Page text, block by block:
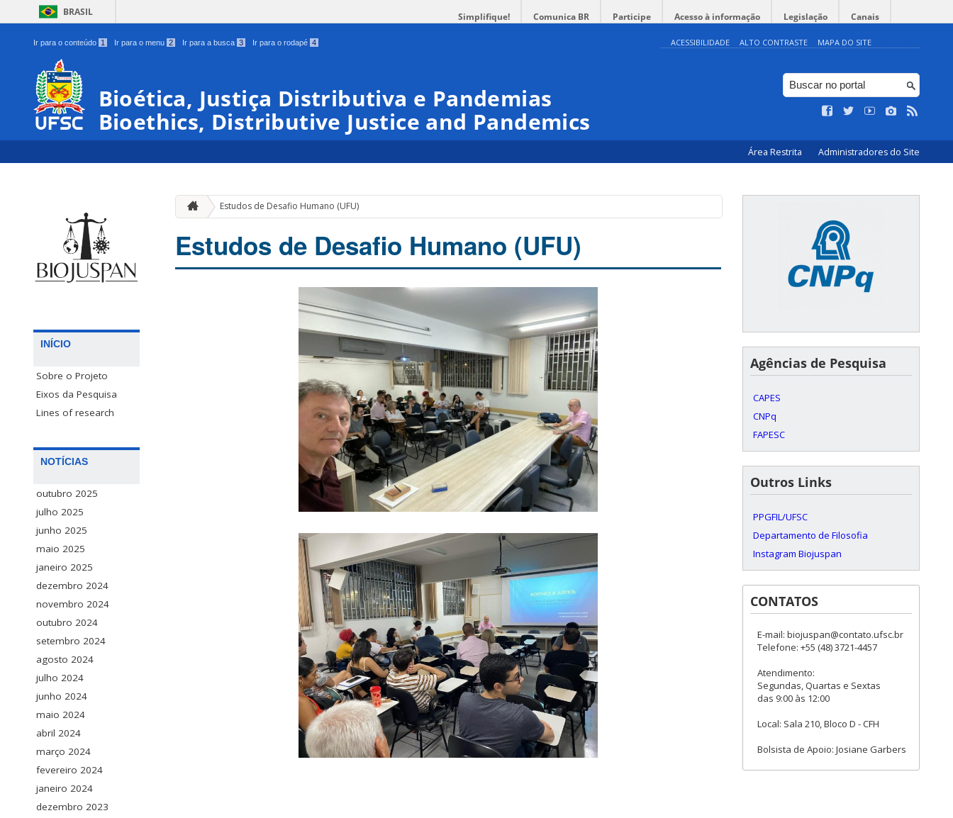
BRASIL Simplifique! Comunica BR Participe Acesso à informação Legislação Canais
Ir para o conteúdo 1 Ir para o menu 2 Ir para a busca 3 Ir para o rodapé 4 ACESSIBILIDADE ALTO CONTRASTE MAPA DO SITE
Bioética, Justiça Distributiva e Pandemias
Bioethics, Distributive Justice and Pandemics
Área Restrita Administradores do Site
INÍCIO
Sobre o Projeto
Eixos da Pesquisa
Lines of research
NOTÍCIAS
outubro 2025
julho 2025
junho 2025
maio 2025
janeiro 2025
dezembro 2024
novembro 2024
outubro 2024
setembro 2024
agosto 2024
julho 2024
junho 2024
maio 2024
abril 2024
março 2024
fevereiro 2024
janeiro 2024
dezembro 2023
Estudos de Desafio Humano (UFU)
Estudos de Desafio Humano (UFU)
Agências de Pesquisa
CAPES
CNPq
FAPESC
Outros Links
PPGFIL/UFSC
Departamento de Filosofia
Instagram Biojuspan
CONTATOS
E-mail: biojuspan@contato.ufsc.br
Telefone: +55 (48) 3721-4457
Atendimento:
Segundas, Quartas e Sextas
das 9:00 às 12:00
Local: Sala 210, Bloco D - CFH
Bolsista de Apoio: Josiane Garbers